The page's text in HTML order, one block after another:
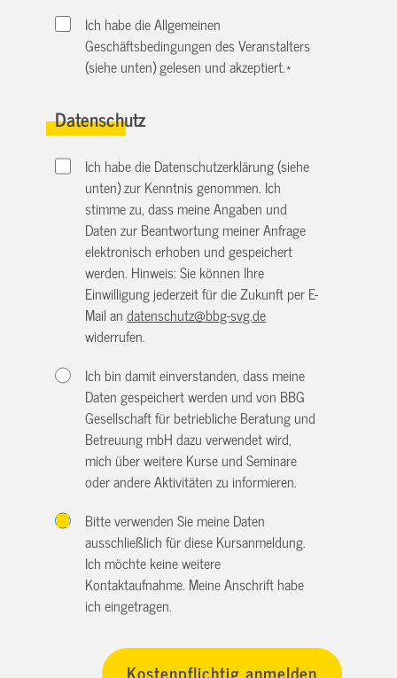
Ich habe die Allgemeinen
Geschäftsbedingungen des Veranstalters
(siehe unten) gelesen und akzeptiert.*
Datenschutz
Ich habe die Datenschutzerklärung (siehe
unten) zur Kenntnis genommen. Ich
stimme zu, dass meine Angaben und
Daten zur Beantwortung meiner Anfrage
elektronisch erhoben und gespeichert
werden. Hinweis: Sie können Ihre
Einwilligung jederzeit für die Zukunft per E-
Mail andatenschutz@bbg-svg.de
widerrufen.
Ich bin damit einverstanden, dass meine
Daten gespeichert werden und von BBG
Gesellschaft für betriebliche Beratung und
Betreuung mbH dazu verwendet wird,
mich über weitere Kurse und Seminare
oder andere Aktivitäten zu informieren.
Bitte verwenden Sie meine Daten
ausschließlich für diese Kursanmeldung.
Ich möchte keine weitere
Kontaktaufnahme. Meine Anschrift habe
ich eingetragen.